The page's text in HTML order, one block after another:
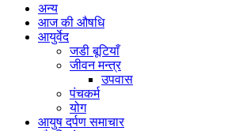
अन्य
आज की औषधि
आयुर्वेद
जडी बूटियाँ
जीवन मन्त्र
उपवास
पंचकर्म
योग
आयुष दर्पण समाचार